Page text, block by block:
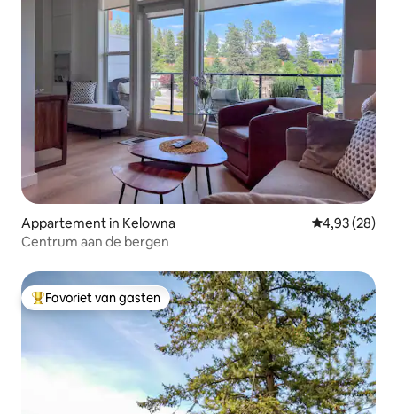
Appartement in Kelowna Gemiddelde
4,93 (28)
Centrum aan de bergen
Topfavoriet van gasten
Favoriet van gasten